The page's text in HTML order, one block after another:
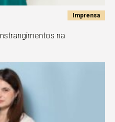
Imprensa
na